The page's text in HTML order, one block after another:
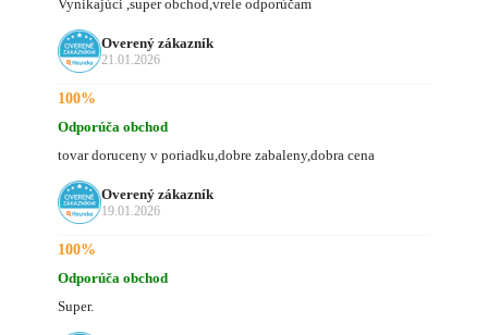
Vynikajúci ,super obchod,vrele odporúčam
Overený zákazník
21.01.2026
100%
Odporúča obchod
tovar doruceny v poriadku,dobre zabaleny,dobra cena
Overený zákazník
19.01.2026
100%
Odporúča obchod
Super.